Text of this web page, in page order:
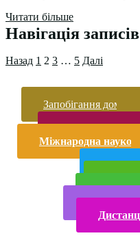
Читати більше
Навігація записів
Назад 1 2 3 … 5 Далі
Запобігання
Міжнародна